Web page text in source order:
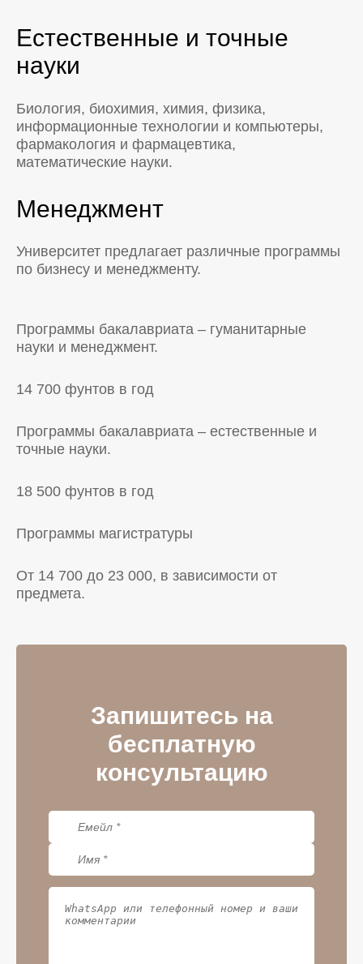
Естественные и точные
науки
Биология, биохимия, химия, физика,
информационные технологии и компьютеры,
фармакология и фармацевтика,
математические науки.
Менеджмент
Университет предлагает различные программы
по бизнесу и менеджменту.
Программы бакалавриата – гуманитарные
науки и менеджмент.
14 700 фунтов в год
Программы бакалавриата – естественные и
точные науки.
18 500 фунтов в год
Программы магистратуры
От 14 700 до 23 000, в зависимости от
предмета.
Запишитесь на
бесплатную
консультацию